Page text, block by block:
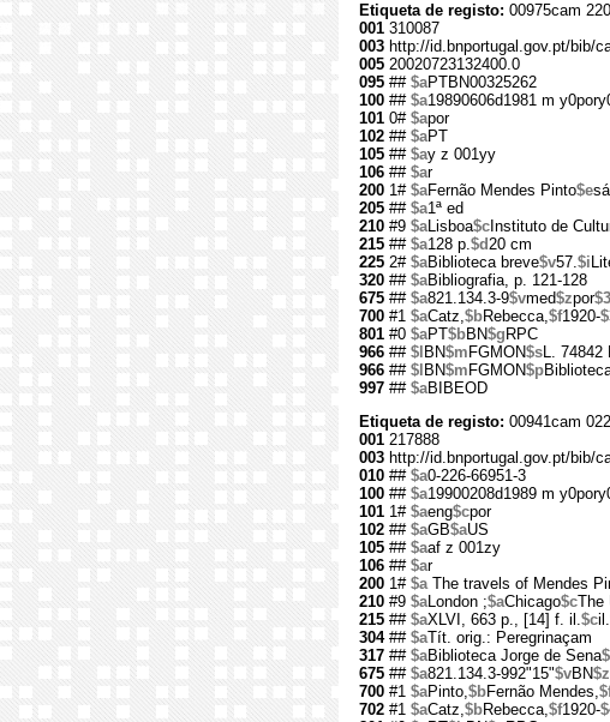
Etiqueta de registo: 00975cam
001 310087
003 http://id.bnportugal.gov.pt/bib/
005 20020723132400.0
095 ## $aPTBN00325262
100 ## $a19890606d1981 m
101 0# $apor
102 ## $aPT
105 ## $ay z 001yy
106 ## $ar
200 1# $aFernão Mendes Pinto$e
205 ## $a1ª ed
210 #9 $aLisboa$c Instituto de
215 ## $a128 p.$d20 cm
225 2# $aBiblioteca breve$v57.$i
320 ## $aBibliografia, p. 121-128
675 ## $a821.134.3-9$vmed$zpor$3
700 #1 $aCatz,$bRebecca,$f1920-
801 #0 $aPT$bBN$g RPC
966 ## $l BN$m FGMON$sL. 74842
966 ## $l BN$m FGMON$p
997 ## $aBIBEOD
Etiqueta de registo: 00941cam
001 217888
003 http://id.bnportugal.gov.pt/bib/
010 ## $a0-226-66951-3
100 ## $a19900208d1989 m
101 1# $aeng$cpor
102 ## $aGB$aUS
105 ## $aaf z 001zy
106 ## $ar
200 1# $aThe travels of Mendes
210 #9 $aLondon ;$aChicago$cThe
215 ## $aXLVI, 663 p., [14] f. il.$cil.
304## $aTít. orig.: Peregrinaçam
317 ## $aBiblioteca Jorge de Sena
675 ## $a821.134.3-992"15"$vBN$z
700 #1 $aPinto,$bFernão Mendes,
702 #1 $aCatz,$bRebecca,$f1920-